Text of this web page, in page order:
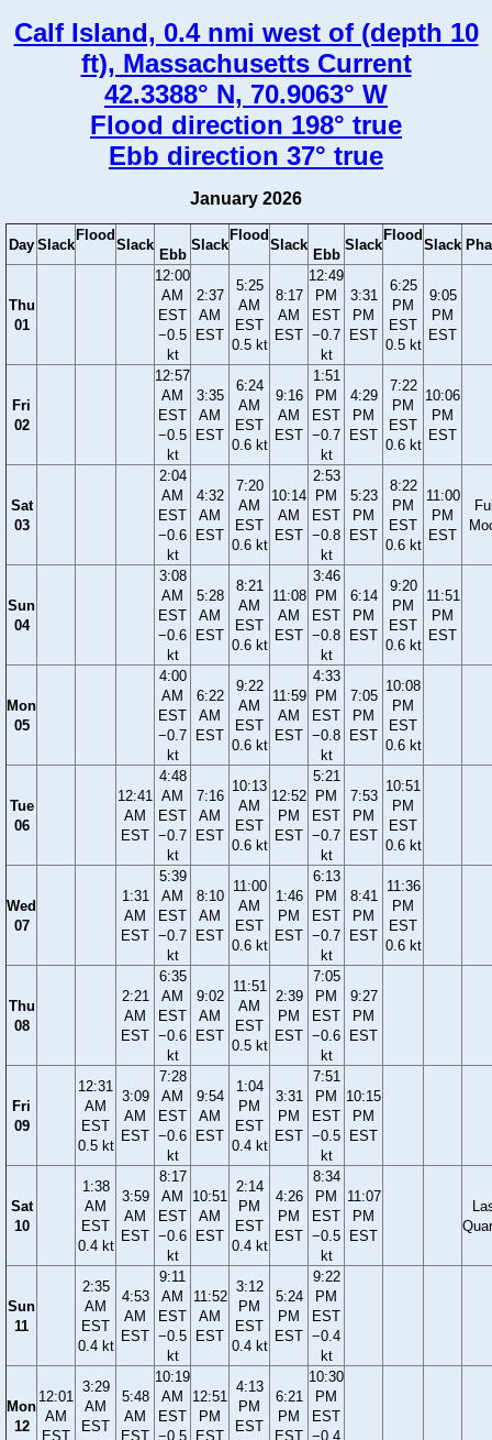
Calf Island, 0.4 nmi west of (depth 10
ft), Massachusetts Current
42.3388° N, 70.9063° W
Flood direction 198° true
Ebb direction 37° true
January 2026
Day Slack
Flood
Slack
Ebb
Slack
Flood
Slack
Ebb
Slack
Flood
Slack
Thu
01
12:00
AM
EST
−0.5
kt
2:37
AM
EST
5:25
AM
EST
0.5 kt
8:17
AM
EST
12:49
PM
EST
−0.7
kt
3:31
PM
EST
6:25
PM
EST
0.5 kt
9:05
PM
EST
Fri
02
12:57
AM
EST
−0.5
kt
3:35
AM
EST
6:24
AM
EST
0.6 kt
9:16
AM
EST
1:51
PM
EST
−0.7
kt
4:29
PM
EST
7:22
PM
EST
0.6 kt
10:06
PM
EST
Sat
03
2:04
AM
EST
−0.6
kt
4:32
AM
EST
7:20
AM
EST
0.6 kt
10:14
AM
EST
2:53
PM
EST
−0.8
kt
5:23
PM
EST
8:22
PM
EST
0.6 kt
11:00
PM
EST
Sun
04
3:08
AM
EST
−0.6
kt
5:28
AM
EST
8:21
AM
EST
0.6 kt
11:08
AM
EST
3:46
PM
EST
−0.8
kt
6:14
PM
EST
9:20
PM
EST
0.6 kt
11:51
PM
EST
Mon
05
4:00
AM
EST
−0.7
kt
6:22
AM
EST
9:22
AM
EST
0.6 kt
11:59
AM
EST
4:33
PM
EST
−0.8
kt
7:05
PM
EST
10:08
PM
EST
0.6 kt
Tue
06
12:41
AM
EST
4:48
AM
EST
−0.7
kt
7:16
AM
EST
10:13
AM
EST
0.6 kt
12:52
PM
EST
5:21
PM
EST
−0.7
kt
7:53
PM
EST
10:51
PM
EST
0.6 kt
Wed
07
1:31
AM
EST
5:39
AM
EST
−0.7
kt
8:10
AM
EST
11:00
AM
EST
0.6 kt
1:46
PM
EST
6:13
PM
EST
−0.7
kt
8:41
PM
EST
11:36
PM
EST
0.6 kt
Thu
08
2:21
AM
EST
6:35
AM
EST
−0.6
kt
9:02
AM
EST
11:51
AM
EST
0.5 kt
2:39
PM
EST
7:05
PM
EST
−0.6
kt
9:27
PM
EST
Fri
09
12:31
AM
EST
0.5 kt
3:09
AM
EST
7:28
AM
EST
−0.6
kt
9:54
AM
EST
1:04
PM
EST
0.4 kt
3:31
PM
EST
7:51
PM
EST
−0.5
kt
10:15
PM
EST
Sat
10
1:38
AM
EST
0.4 kt
3:59
AM
EST
8:17
AM
EST
−0.6
kt
10:51
AM
EST
2:14
PM
EST
0.4 kt
4:26
PM
EST
8:34
PM
EST
−0.5
kt
11:07
PM
EST
Sun
11
2:35
AM
EST
0.4 kt
4:53
AM
EST
9:11
AM
EST
−0.5
kt
11:52
AM
EST
3:12
PM
EST
0.4 kt
5:24
PM
EST
9:22
PM
EST
−0.4
kt
Mon
12
12:01
AM
EST
3:29
AM
EST
5:48
AM
EST
10:19
AM
EST
−0.5
12:51
PM
EST
4:13
PM
EST
6:21
PM
EST
10:30
PM
EST
−0.4